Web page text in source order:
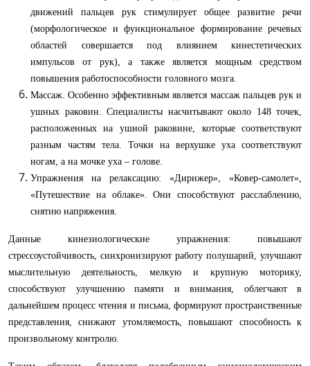
движений пальцев рук стимулирует общее развитие речи
(морфологическое и функциональное формирование речевых
областей совершается под влиянием кинестетических
импульсов от рук), а также является мощным средством
повышения работоспособности головного мозга.
Массаж. Особенно эффективным является массаж пальцев рук и
ушных раковин. Специалисты насчитывают около 148 точек,
расположенных на ушной раковине, которые соответствуют
разным частям тела. Точки на верхушке уха соответствуют
ногам, а на мочке уха – голове.
Упражнения на релаксацию: «Дирижер», «Ковер-самолет»,
«Путешествие на облаке». Они способствуют расслаблению,
снятию напряжения.
Данные кинезиологические упражнения: повышают
стрессоустойчивость, синхронизируют работу полушарий, улучшают
мыслительную деятельность, мелкую и крупную моторику,
способствуют улучшению памяти и внимания, облегчают в
дальнейшем процесс чтения и письма, формируют пространственные
представления, снижают утомляемость, повышают способность к
произвольному контролю.